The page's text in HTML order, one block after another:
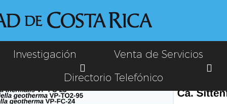
Investigación Venta de Servicios
Directorio Telefónico